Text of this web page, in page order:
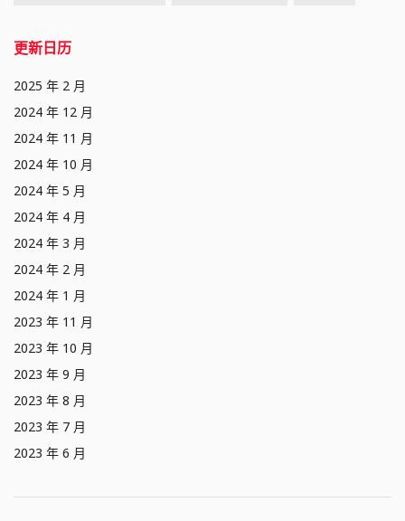
更新日历
2025 年 2 月
2024 年 12 月
2024 年 11 月
2024 年 10 月
2024 年 5 月
2024 年 4 月
2024 年 3 月
2024 年 2 月
2024 年 1 月
2023 年 11 月
2023 年 10 月
2023 年 9 月
2023 年 8 月
2023 年 7 月
2023 年 6 月